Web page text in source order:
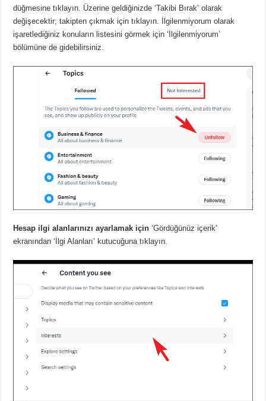
düğmesine tıklayın. Üzerine geldiğinizde ‘Takibi Bırak’ olarak
değişecektir;takipten çıkmak için tıklayın. İlgilenmiyorum olarak
işaretlediğiniz konuların listesini görmek için ‘İlgilenmiyorum’
bölümüne de gidebilirsiniz.
Hesap ilgi alanlarınızı ayarlamak için ‘Gördüğünüz içerik’
ekranından ‘İlgi Alanları’ kutucuğuna tıklayın.